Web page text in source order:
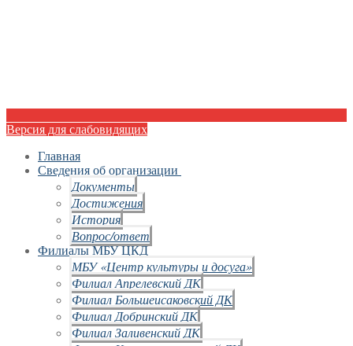
Версия для слабовидящих
Главная
Сведения об организации
Документы
Достижения
История
Вопрос/ответ
Филиалы МБУ ЦКД
МБУ «Центр культуры и досуга»
Филиал Апрелевский ДК
Филиал Большеисаковский ДК
Филиал Добринский ДК
Филиал Заливенский ДК